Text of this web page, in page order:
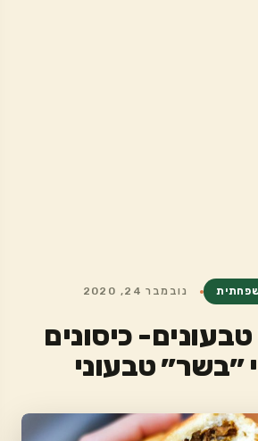
נובמבר 24, 2020
כיסונים
״בשר״ טבעוני